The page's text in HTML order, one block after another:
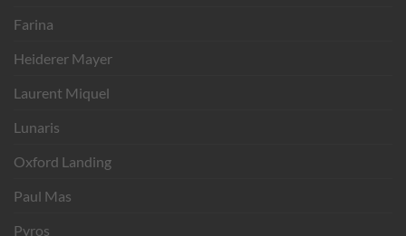
Farina
Heiderer Mayer
Laurent Miquel
Lunaris
Oxford Landing
Paul Mas
Pyros